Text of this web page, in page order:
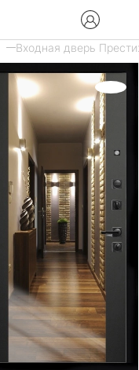
Входная дверь